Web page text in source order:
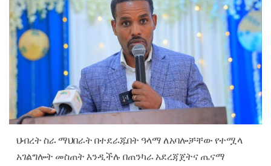
ህብረት ስራ ማህበራት በተደራጁበት ዓላማ ለአባሎቻቸው የተሟላ
አገልግሎት መስጠት እንዲችሉ በጠንካራ አደረጃጀትና ጤናማ